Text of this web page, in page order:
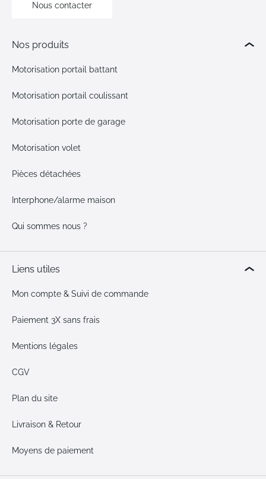
Nous contacter
Nos produits
Motorisation portail battant
Motorisation portail coulissant
Motorisation porte de garage
Motorisation volet
Pièces détachées
Interphone/alarme maison
Qui sommes nous ?
Liens utiles
Mon compte & Suivi de commande
Paiement 3X sans frais
Mentions légales
CGV
Plan du site
Livraison & Retour
Moyens de paiement